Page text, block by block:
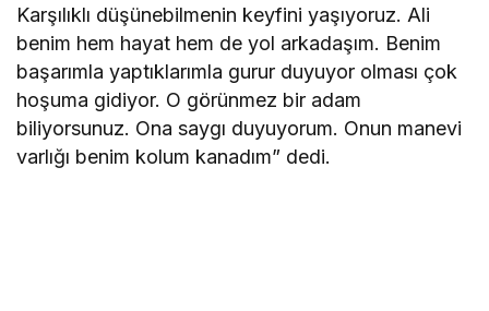
Karşılıklı düşünebilmenin keyfini yaşıyoruz. Ali
benim hem hayat hem de yol arkadaşım. Benim
başarımla yaptıklarımla gurur duyuyor olması çok
hoşuma gidiyor. O görünmez bir adam
biliyorsunuz. Ona saygı duyuyorum. Onun manevi
varlığı benim kolum kanadım” dedi.